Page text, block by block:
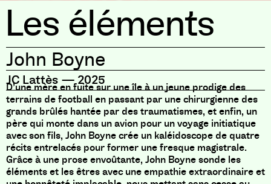
Les éléments
John Boyne
JC Lattès —2025
D’une mère en fuite sur une île à un jeune prodige des
terrains de football en passant par une chirurgienne des
grands brûlés hantée par des traumatismes, et enfin, un
père qui monte dans un avion pour un voyage initiatique
avec son fils, John Boyne crée un kaléidoscope de quatre
récits entrelacés pour former une fresque magistrale.
Grâce à une prose envoûtante, John Boyne sonde les
éléments et les êtres avec une empathie extraordinaire et